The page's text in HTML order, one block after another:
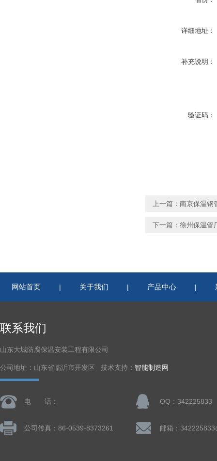
详细地址：
补充说明：
验证码：
上一篇： 南京保温钢
下一篇： 徐州保温管
网站首页 | 关于我们 | 产品中心 |
联系我们
山东大城防腐保温安装工程有限公司
公司地址：山东省临沂市开发区 技术支持： 智能制造网
电 话： QQ：342225833
公司传真：86-0539-8373261 邮箱：